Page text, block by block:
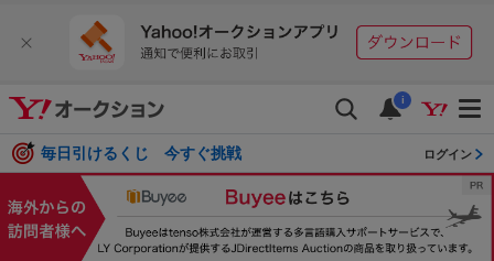
i
毎日引けるくじ 今すぐ挑戦 ログイン